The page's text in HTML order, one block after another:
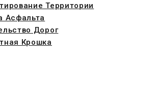
Территории
Асфальта
Дорог
Крошка